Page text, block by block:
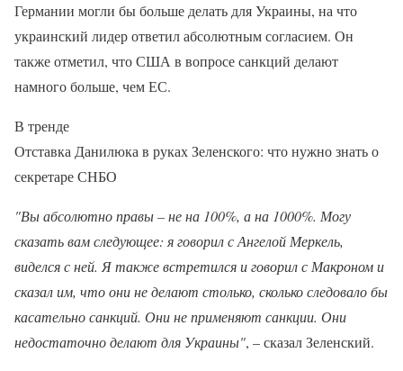
Германии могли бы больше делать для Украины, на что
украинский лидер ответил абсолютным согласием. Он
также отметил, что США в вопросе санкций делают
намного больше, чем ЕС.
В тренде
Отставка Данилюка в руках Зеленского: что нужно знать о
секретаре СНБО
"Вы абсолютно правы – не на 100%, а на 1000%. Могу
сказать вам следующее: я говорил с Ангелой Меркель,
виделся с ней. Я также встретился и говорил с Макроном и
сказал им, что они не делают столько, сколько следовало бы
касательно санкций. Они не применяют санкции. Они
недостаточно делают для Украины", – сказал Зеленский.